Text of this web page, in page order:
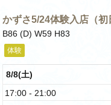
かずさ5/24体験入店（初
B86 (D) W59 H83
体験
8/8(土)
17:00 - 21:00